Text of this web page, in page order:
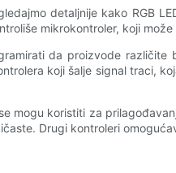
detaljnije kako RGB
mikrokontroler, koji
da proizvode
koji šalje signal traci,
mogu koristiti za
Drugi kontroleri